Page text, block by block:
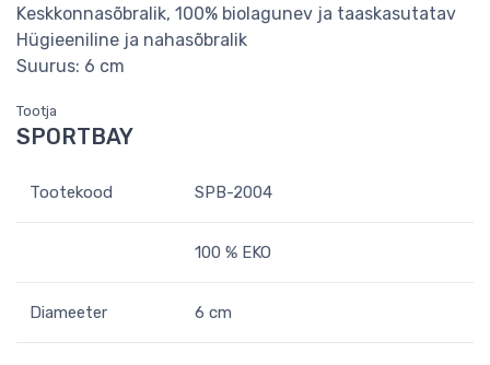
Keskkonnasõbralik, 100% biolagunev ja taaskasutatav
Hügieeniline ja nahasõbralik
Suurus: 6 cm
Tootja
SPORTBAY
Tootekood SPB-2004
100 % EKO
Diameeter 6 cm